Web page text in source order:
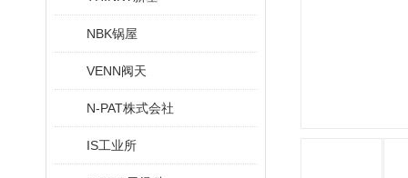
NBK锅屋
VENN阀天
N-PAT株式会社
IS工业所